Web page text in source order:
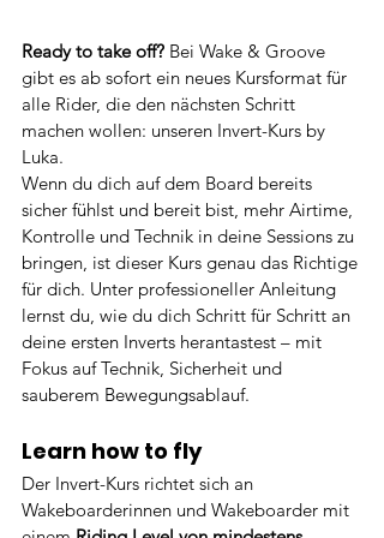
Ready to take off? Bei Wake & Groove
gibt es ab sofort ein neues Kursformat für
alle Rider, die den nächsten Schritt
machen wollen: unseren Invert-Kurs by
Luka.
Wenn du dich auf dem Board bereits
sicher fühlst und bereit bist, mehr Airtime,
Kontrolle und Technik in deine Sessions zu
bringen, ist dieser Kurs genau das Richtige
für dich. Unter professioneller Anleitung
lernst du, wie du dich Schritt für Schritt an
deine ersten Inverts herantastest – mit
Fokus auf Technik, Sicherheit und
sauberem Bewegungsablauf.
Learn how to fly
Der Invert-Kurs richtet sich an
Wakeboarderinnen und Wakeboarder mit